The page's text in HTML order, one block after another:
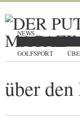
NEWS
GOLFSPORT
über den